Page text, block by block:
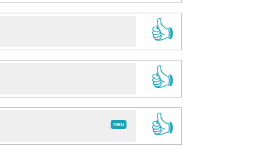
👍
👍
neu
👍